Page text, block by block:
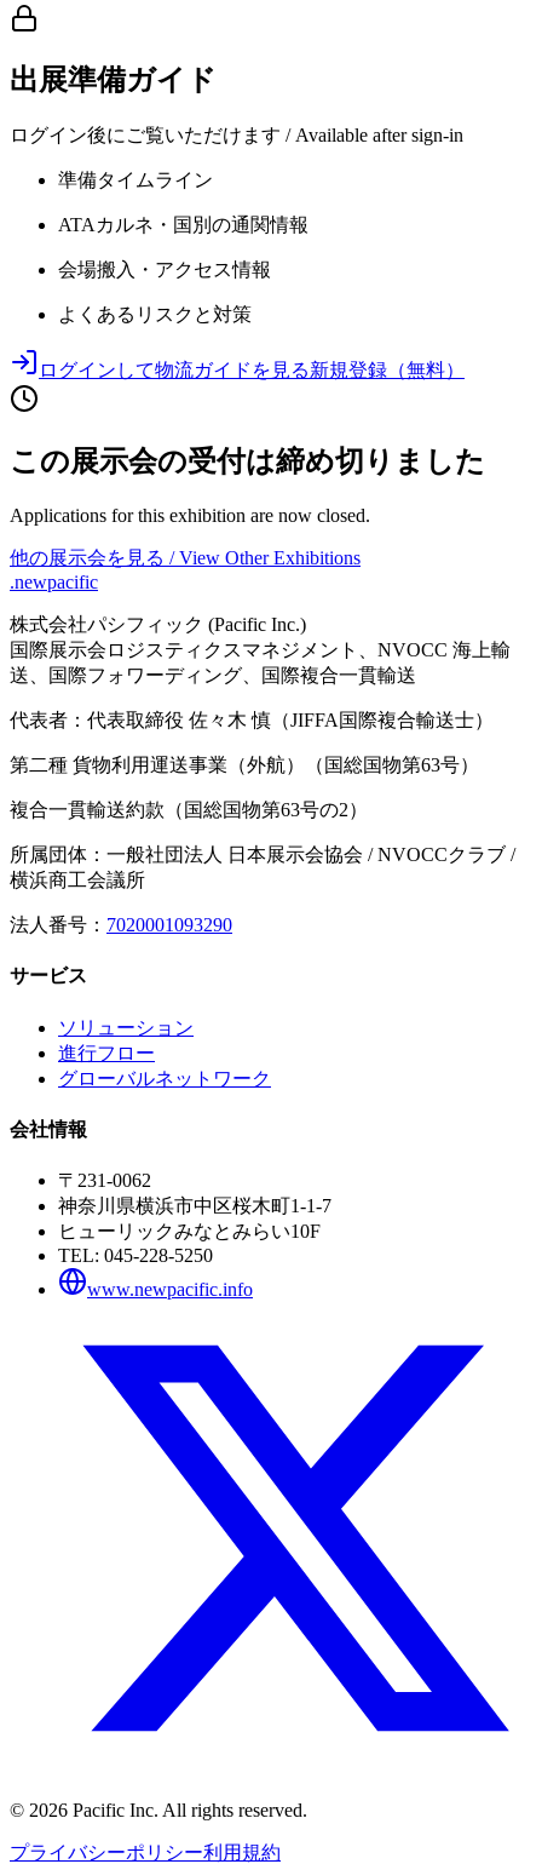
出展準備ガイド
ログイン後にご覧いただけます / Available after sign-in
準備タイムライン
ATAカルネ・国別の通関情報
会場搬入・アクセス情報
よくあるリスクと対策
ログインして物流ガイドを見る新規登録（無料）
この展示会の受付は締め切りました
Applications for this exhibition are now closed.
他の展示会を見る / View Other Exhibitions
.newpacific
株式会社パシフィック (Pacific Inc.)
国際展示会ロジスティクスマネジメント、NVOCC 海上輸
送、国際フォワーディング、国際複合一貫輸送
代表者：代表取締役 佐々木 慎（JIFFA国際複合輸送士）
第二種 貨物利用運送事業（外航）（国総国物第63号）
複合一貫輸送約款（国総国物第63号の2）
所属団体：一般社団法人 日本展示会協会 / NVOCCクラブ /
横浜商工会議所
法人番号： 7020001093290
サービス
ソリューション
進行フロー
グローバルネットワーク
会社情報
〒231-0062
神奈川県横浜市中区桜木町1-1-7
ヒューリックみなとみらい10F
TEL: 045-228-5250
www.newpacific.info
© 2026 Pacific Inc. All rights reserved.
プライバシーポリシー利用規約